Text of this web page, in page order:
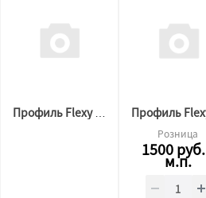
Профиль Flexy 3887 BORZZ KARNIZ P45 (2,2м.п) Чёрный
Розница
1500руб.
м.п.